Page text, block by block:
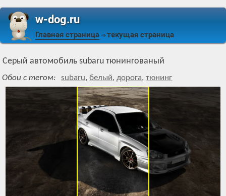
w-dog.ru
Главная страница ⇒ текущая страница
Серый автомобиль subaru тюнингованый
Обои с тегом: subaru,белый,дорога,тюнинг